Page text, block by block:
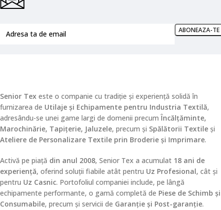
Senior Tex este o companie cu tradiție și experiență solidă în
furnizarea de Utilaje și Echipamente pentru Industria Textilă,
adresându-se unei game largi de domenii precum Încălțăminte,
Marochinărie, Tapițerie, Jaluzele, precum și Spălătorii Textile și
Ateliere de Personalizare Textile prin Broderie și Imprimare.
Activă pe piață din anul 2008, Senior Tex a acumulat 18 ani de
experiență, oferind soluții fiabile atât pentru Uz Profesional, cât și
pentru Uz Casnic. Portofoliul companiei include, pe lângă
echipamente performante, o gamă completă de Piese de Schimb și
Consumabile, precum și servicii de Garanție și Post-garanție.